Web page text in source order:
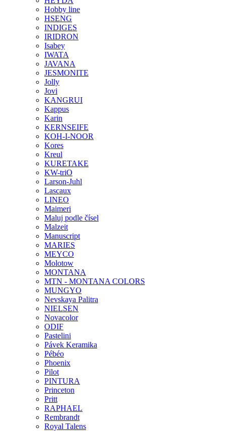
Hobby line
HSENG
INDIGES
IRIDRON
Isabey
IWATA
JAVANA
JESMONITE
Jolly
Jovi
KANGRUI
Kappus
Karin
KERNSEIFE
KOH-I-NOOR
Kores
Kreul
KURETAKE
KW-triO
Larson-Juhl
Lascaux
LINEO
Maimeri
Maluj podle čísel
Malzeit
Manuscript
MARIES
MEYCO
Molotow
MONTANA
MTN - MONTANA COLORS
MUNGYO
Nevskaya Palitra
NIELSEN
Novacolor
ODIF
Pastelini
Pávek Keramika
Pébéo
Phoenix
Pilot
PINTURA
Princeton
Pritt
RAPHAEL
Rembrandt
Royal Talens